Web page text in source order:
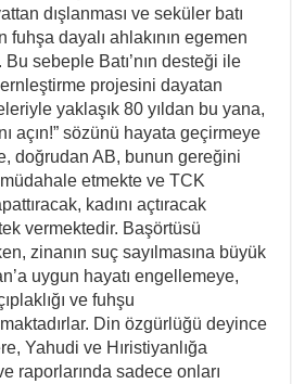
dışlanması ve seküler batı
fuhşa dayalı ahlakının egemen
Bu sebeple Batı’nın desteği ile
projesini dayatan
yaklaşık 80 yıldan bu yana,
açın!” sözünü hayata geçirmeye
doğrudan AB, bunun gereğini
etmekte ve TCK
kadını açtıracak
vermektedir. Başörtüsü
zinanın suç sayılmasına büyük
uygun hayatı engellemeye,
ve fuhşu
Din özgürlüğü deyince
Yahudi ve Hıristiyanlığa
raporlarında sadece onları